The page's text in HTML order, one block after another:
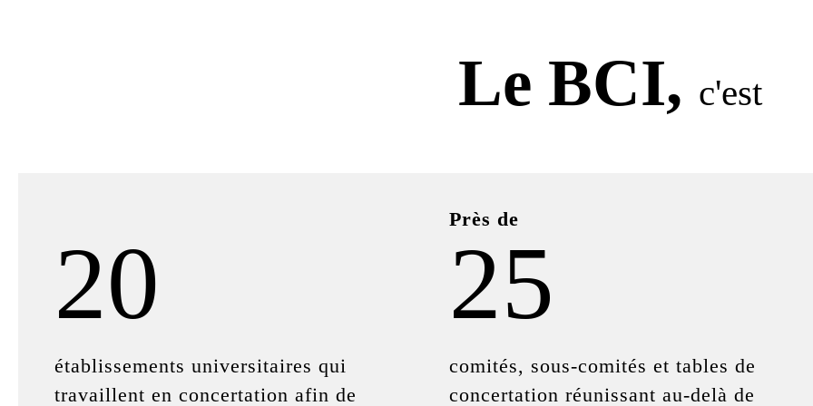
Le BCI, c'est
20
établissements universitaires qui
travaillent en concertation afin de
Près de
25
comités, sous-comités et tables de
concertation réunissant au-delà de